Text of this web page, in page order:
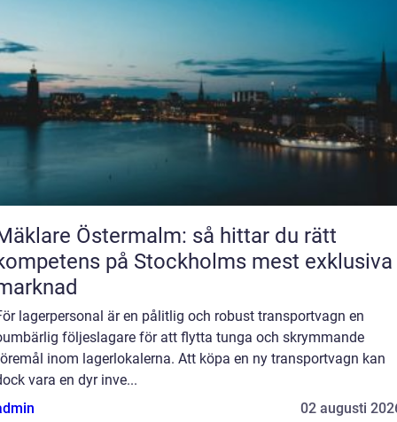
Östermalm: så hittar du rätt
på Stockholms mest exklusiva
lagerpersonal är en pålitlig och robust transportvagn en
följeslagare för att flytta tunga och skrymmande
inom lagerlokalerna. Att köpa en ny transportvagn kan
vara en dyr inve...
02 augusti